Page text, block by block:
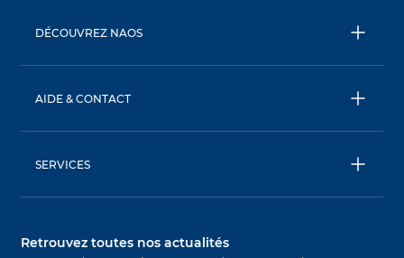
DÉCOUVREZ NAOS
ETAT PUR
AIDE & CONTACT
Livraison & retour
SERVICES
SkinCoachs, contactez nos experts
Retrouvez toutes nos actualités